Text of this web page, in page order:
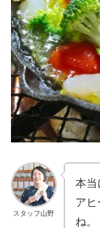
スタッフ山野
本当
アヒ
ね。